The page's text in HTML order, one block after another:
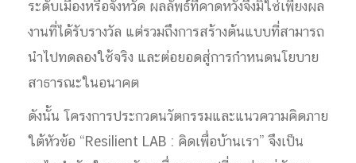
ระดับเมืองหรือจังหวัด ผลลัพธ์ที่คาดหวังจึงมิใช่เพียงผล
งานที่ได้รับรางวัล แต่รวมถึงการสร้างต้นแบบที่สามารถ
นำไปทดลองใช้จริง และต่อยอดสู่การกำหนดนโยบาย
สาธารณะในอนาคต
ดังนั้น โครงการประกวดนวัตกรรมและแนวความคิดภาย
ใต้หัวข้อ “Resilient LAB : คิดเพื่อบ้านเรา” จึงเป็น